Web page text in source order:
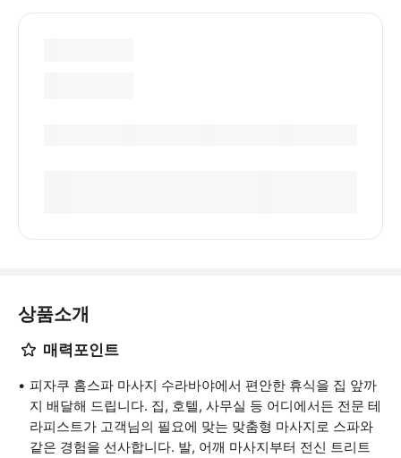
상품소개
매력포인트
피자쿠 홈스파 마사지 수라바야에서 편안한 휴식을 집 앞까
지 배달해 드립니다. 집, 호텔, 사무실 등 어디에서든 전문 테
라피스트가 고객님의 필요에 맞는 맞춤형 마사지로 스파와
같은 경험을 선사합니다. 발, 어깨 마사지부터 전신 트리트